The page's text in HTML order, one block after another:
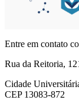
Entre em contato
Rua da Reitoria,
Cidade
CEP 13083-872